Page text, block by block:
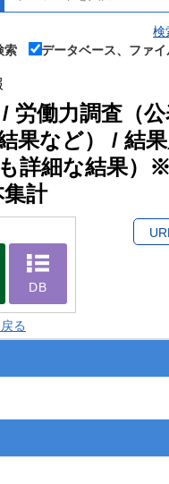
検
索
データベース、ファ
労働力調査（
果など） / 結
も詳細な結果）
計
DB
る